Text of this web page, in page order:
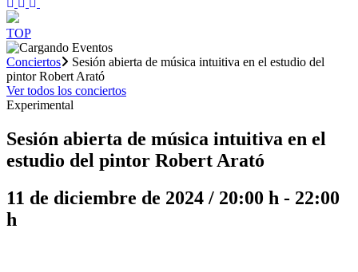
TOP
Conciertos
Sesión abierta de música intuitiva en el estudio del
pintor Robert Arató
Ver todos los conciertos
Experimental
Sesión abierta de música intuitiva en el
estudio del pintor Robert Arató
11 de diciembre de 2024 / 20:00 h - 22:00
h